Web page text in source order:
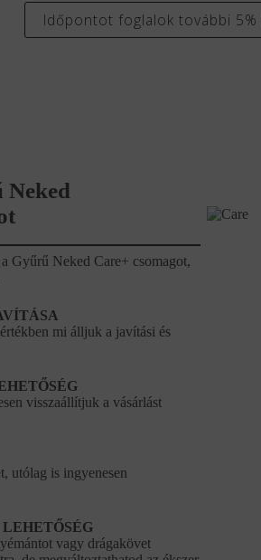
Időpontot foglalok további
Neked
Gyűrű Neked Care+ csomagot,
mi álljuk a javítási és
visszaállítjuk a vásárlást
utólag is ingyenesen
vagy drágakövet